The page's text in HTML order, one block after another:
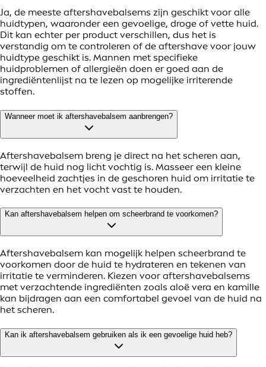
Ja, de meeste aftershavebalsems zijn geschikt voor alle
huidtypen, waaronder een gevoelige, droge of vette huid.
Dit kan echter per product verschillen, dus het is
verstandig om te controleren of de aftershave voor jouw
huidtype geschikt is. Mannen met specifieke
huidproblemen of allergieën doen er goed aan de
ingrediëntenlijst na te lezen op mogelijke irriterende
stoffen.
Wanneer moet ik aftershavebalsem aanbrengen?
Aftershavebalsem breng je direct na het scheren aan,
terwijl de huid nog licht vochtig is. Masseer een kleine
hoeveelheid zachtjes in de geschoren huid om irritatie te
verzachten en het vocht vast te houden.
Kan aftershavebalsem helpen om scheerbrand te voorkomen?
Aftershavebalsem kan mogelijk helpen scheerbrand te
voorkomen door de huid te hydrateren en tekenen van
irritatie te verminderen. Kiezen voor aftershavebalsems
met verzachtende ingrediënten zoals aloë vera en kamille
kan bijdragen aan een comfortabel gevoel van de huid na
het scheren.
Kan ik aftershavebalsem gebruiken als ik een gevoelige huid heb?